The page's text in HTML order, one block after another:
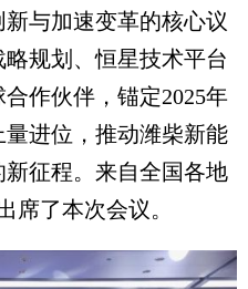
与加速变革的核心议
规划、恒星技术平台
作伙伴，锚定2025年
进位，推动潍柴新能
征程。来自全国各地
席了本次会议。